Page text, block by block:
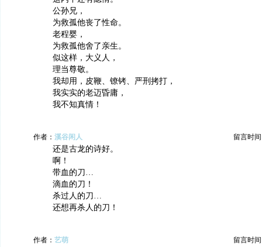
公孙兄，
为救孤他丧了性命。
老程婴，
为救孤他舍了亲生。
似这样，大义人，
理当尊敬。
我却用，皮鞭、镣铐、严刑拷打，
我实实的老迈昏庸，
我不知真情！
作者： 溪谷闲人 留言时间
还是古龙的诗好。
啊！
带血的刀…
滴血的刀！
杀过人的刀…
还想再杀人的刀！
作者： 艺萌 留言时间